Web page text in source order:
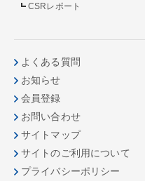
CSRレポート
よくある質問
お知らせ
会員登録
お問い合わせ
サイトマップ
サイトのご利用について
プライバシーポリシー